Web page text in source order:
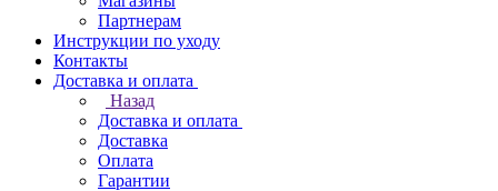
Партнерам
Инструкции по уходу
Контакты
Доставка и оплата
Назад
Доставка и оплата
Доставка
Оплата
Гарантии